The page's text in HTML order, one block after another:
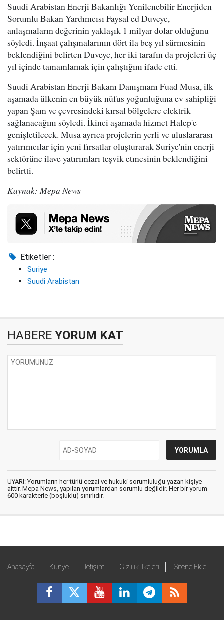
Suudi Arabistan Enerji Bakanlığı Yenilenebilir Enerjiden
Sorumlu Bakan Yardımcısı Faysal ed Duveyc,
anlaşmaların değerinin yaklaşık 1 milyar dolar olduğunu
söyledi. İnşaat çalışmalarının dört ila beş yıl sürmesinin
beklendiğini belirten Duveyc, her iki tarafın da projeleri üç
yıl içinde tamamlamak için çalıştığını ifade etti.
Suudi Arabistan Enerji Bakanı Danışmanı Fuad Musa, ilk
aşamada ülkenin en büyük nüfus yoğunluğuna ev sahipliği
yapan Şam ve çevresindeki kırsal bölgelere elektrik
sağlanacağını söyledi. İkinci aşamada hizmet Halep'e
genişletilecek. Musa ayrıca projelerin yerli ve uluslararası
yatırımcılar için yeni fırsatlar oluşturarak Suriye'nin enerji
sektörüne ilave yatırımları teşvik etmesinin beklendiğini
belirtti.
Kaynak: Mepa News
Etiketler :
Suriye
Suudi Arabistan
HABERE YORUM KAT
UYARI: Yorumların her türlü cezai ve hukuki sorumluluğu yazan kişiye
aittir. Mepa News, yapılan yorumlardan sorumlu değildir. Her bir yorum
600 karakterle (boşluklu) sınırlıdır.
Anasayfa Künye İletişim Gizlilik İlkeleri Sitene Ekle